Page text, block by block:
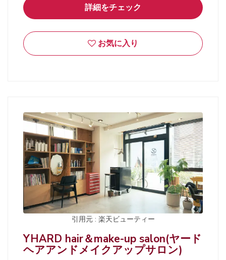
詳細をチェック
お気に入り
引用元 : 楽天ビューティー
YHARD hair＆make-up salon(ヤード
ヘアアンドメイクアップサロン)